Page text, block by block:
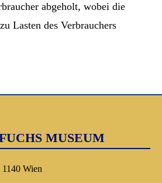
abgeholt, wobei die
Lasten des Verbrauchers
MUSEUM
Wien